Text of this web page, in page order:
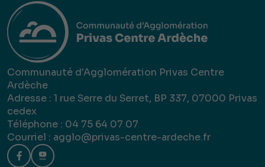
Communauté d'Agglomération Privas Centre
Ardèche
Adresse : 1 rue Serre du Serret, BP 337, 07000 Privas
cedex
Téléphone : 04 75 64 07 07
Courriel : agglo@privas-centre-ardeche.fr